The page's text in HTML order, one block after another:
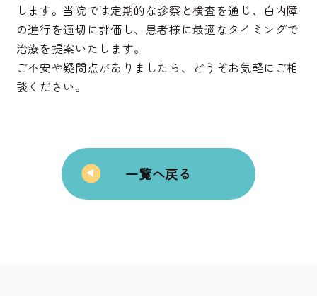
します。当院では定期的な診察と検査を通じ、白内障
の進行を適切に評価し、患者様に最適なタイミングで
治療を提案いたします。
ご不安や疑問点がありましたら、どうぞお気軽にご相
談ください。
一覧へ戻る